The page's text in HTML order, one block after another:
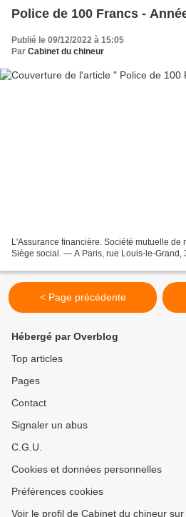
Police de 100
Publié le 09/12/2022 à 15:05
Par Cabinet du chineur
L'Assurance financière. Société mutuelle de
Siège social. — A Paris, rue Louis-le-Grand,
< Page précédente
Hébergé par Overblog
Top articles
Pages
Contact
Signaler un abus
C.G.U.
Cookies et données personnelles
Préférences cookies
Voir le profil de Cabinet du chineur